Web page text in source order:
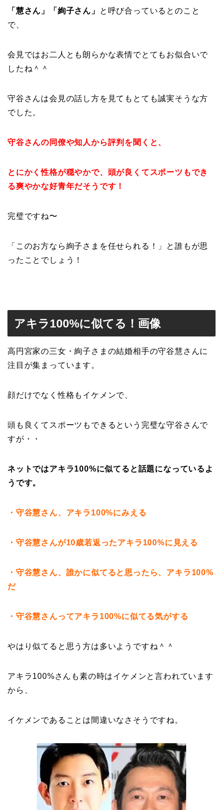
「慧さん」「絢子さん」
と呼び合っているとのこと
で、
会見ではお二人とも朗らかな表情でとてもお似合いで
したね＾＾
守谷さんは会見の話し方を見てもとても誠実そうな方
でした。
守谷さんの同僚や知人から評判を聞くと、
とにかく性格が穏やかで、頭が良くてスポーツもでき
る爽やかな好青年だそうです！
完璧ですね〜
「このお方なら絢子さまを任せられる！」と誰もが思
ったことでしょう！
アキラ100%に似てる！画像
高円宮家の三女・絢子さまの結婚相手の守谷慧さんに
注目が集まっています。
顔だけでなく性格もイケメンで、
頭も良くてスポーツもできるという完璧な守谷さんで
すが・・
ネットではアキラ100%に似てると話題になっているよ
うです。
・守谷慧さん、アキラ100%にみえる
・守谷慧さんが10歳若返ったアキラ100%に見える
・守谷慧さん、誰かに似てると思ったら、アキラ100%
だ
・守谷慧さんってアキラ100%に似てる気がする
やはり似てると思う方は多いようですね＾＾
アキラ100%さんも素の時はイケメンと言われています
から、
イケメンであることは間違いなさそうですね。